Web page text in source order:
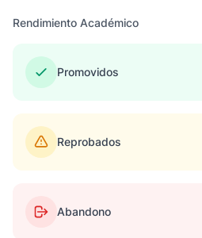
Rendimiento Académico
Promovidos
Reprobados
Abandono